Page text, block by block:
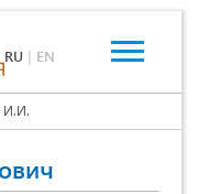
RU | EN
И.И.